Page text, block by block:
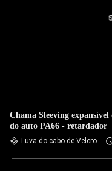
Chama Sleeving
do auto PA66 - retardador
Luva do cabo de Velcro